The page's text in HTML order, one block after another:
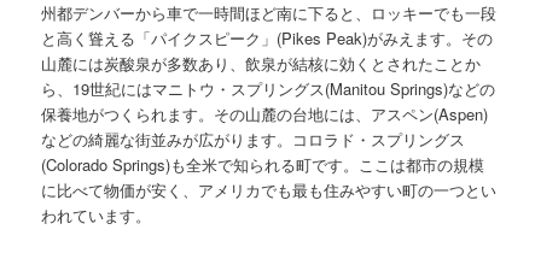
州都デンバーから車で一時間ほど南に下ると、ロッキーでも一段
と高く聳える「パイクスピーク」(Pikes Peak)がみえます。その
山麓には炭酸泉が多数あり、飲泉が結核に効くとされたことか
ら、19世紀にはマニトウ・スプリングス(Manitou Springs)などの
保養地がつくられます。その山麓の台地には、アスペン(Aspen)
などの綺麗な街並みが広がります。コロラド・スプリングス
(Colorado Springs)も全米で知られる町です。ここは都市の規模
に比べて物価が安く、アメリカでも最も住みやすい町の一つとい
われています。